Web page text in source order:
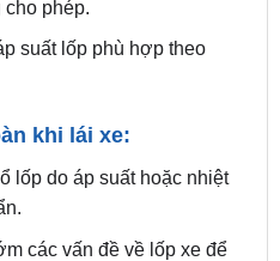
khi lái xe:
các vấn đề về lốp xe để